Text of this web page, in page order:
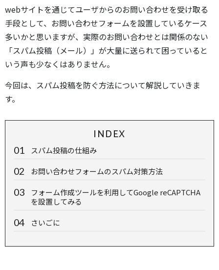
webサイトを通じてユーザからのお問い合わせを受け取る
手段として、お問い合わせフォームを設置しているケース
多いかと思いますが、実際のお問い合わせとは関係のない
「スパム投稿（メール）」が大量に送られて困っていると
いう声も少なくはありません。
今回は、スパム投稿を防ぐ方法について解説していきま
す。
INDEX
スパム投稿の仕組み
お問い合わせフォームのスパム対策方法
フォーム作成ツールを利用してGoogle reCAPTCHA
を設置してみる
さいごに